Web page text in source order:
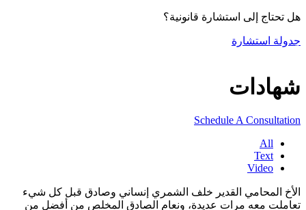
هل تحتاج إلى استشارة قانونية؟
جدولة استشارة
شهادات
Schedule A Consultation
All
Text
Video
الأخ المحامي القدير خلف الشمري إنساني وصادق قبل كل شيء
تعاملت معه مرات عديدة، ونعام الصادق المخلص من أفضل من